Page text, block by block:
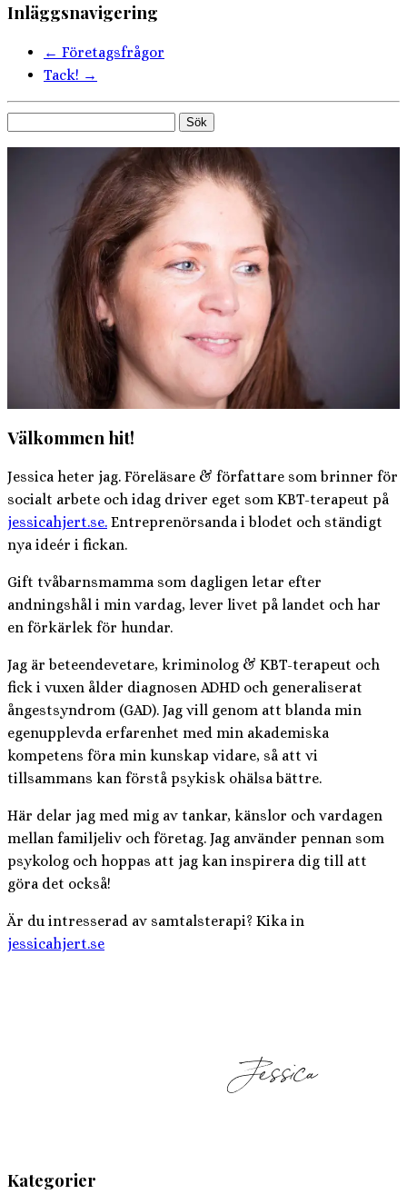
Inläggsnavigering
← Företagsfrågor
Tack! →
efter:
Välkommen hit!
Jessica heter jag. Föreläsare & författare som brinner för
socialt arbete och idag driver eget som KBT-terapeut på
jessicahjert.se. Entreprenörsanda i blodet och ständigt
nya ideér i fickan.
Gift tvåbarnsmamma som dagligen letar efter
andningshål i min vardag, lever livet på landet och har
en förkärlek för hundar.
Jag är beteendevetare, kriminolog & KBT-terapeut och
fick i vuxen ålder diagnosen ADHD och generaliserat
ångestsyndrom (GAD). Jag vill genom att blanda min
egenupplevda erfarenhet med min akademiska
kompetens föra min kunskap vidare, så att vi
tillsammans kan förstå psykisk ohälsa bättre.
Här delar jag med mig av tankar, känslor och vardagen
mellan familjeliv och företag. Jag använder pennan som
psykolog och hoppas att jag kan inspirera dig till att
göra det också!
Är du intresserad av samtalsterapi? Kika in
jessicahjert.se
Kategorier